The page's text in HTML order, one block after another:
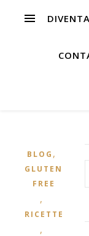
BLOG ,
GLUTEN
FREE
,
RICETTE
,